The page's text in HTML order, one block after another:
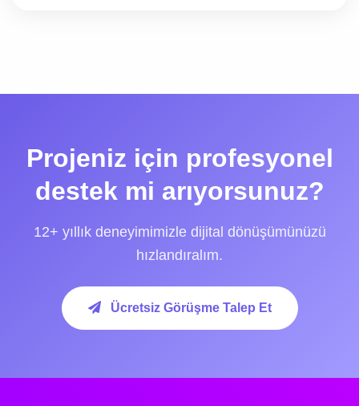
Projeniz için profesyonel
destek mi arıyorsunuz?
12+ yıllık deneyimimizle dijital dönüşümünüzü
hızlandıralım.
Ücretsiz Görüşme Talep Et